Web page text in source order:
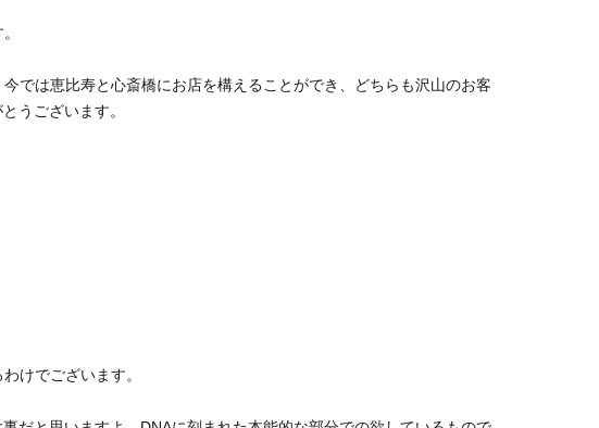
では恵比寿と心斎橋にお店を構えることができ、どちらも沢山のお客
うございます。
けでございます。